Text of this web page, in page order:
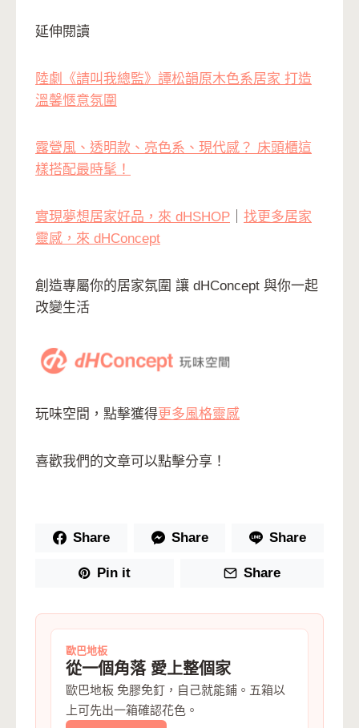
延伸閱讀
陸劇《請叫我總監》譚松韻原木色系居家 打造
溫馨愜意氛圍
露營風、透明款、亮色系、現代感？ 床頭櫃這
樣搭配最時髦！
實現夢想居家好品，來 dHSHOP
找更多居家
靈感，來 dHConcept
創造專屬你的居家氛圍 讓 dHConcept 與你一起
改變生活
玩味空間，點擊獲得更多風格靈感
喜歡我們的文章可以點擊分享！
Share Share Share
Pin it Share
歐巴地板
從一個角落 愛上整個家
歐巴地板 免膠免釘，自己就能鋪。五箱以
上可先出一箱確認花色。